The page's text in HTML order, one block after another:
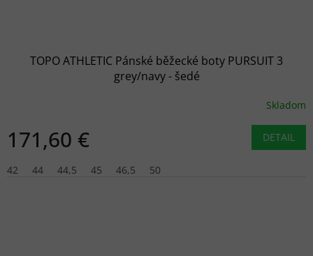
TOPO ATHLETIC Pánské běžecké boty PURSUIT 3
grey/navy - šedé
Skladom
171,60 € DETAIL
42 44 44,5 45 46,5 50